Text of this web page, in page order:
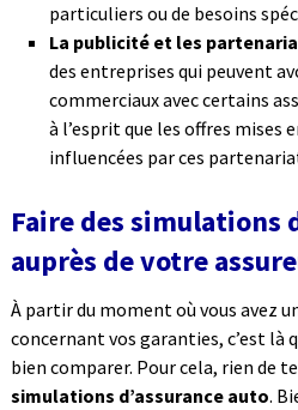
particuliers ou de besoins
La publicité et les
des entreprises qui peuvent
commerciaux avec certains
à l’esprit que les offres mises
influencées par ces
Faire des simulations
auprès de votre
À partir du moment où vous avez
concernant vos garanties, c’est là
bien comparer. Pour cela, rien de
simulations d’assurance auto.